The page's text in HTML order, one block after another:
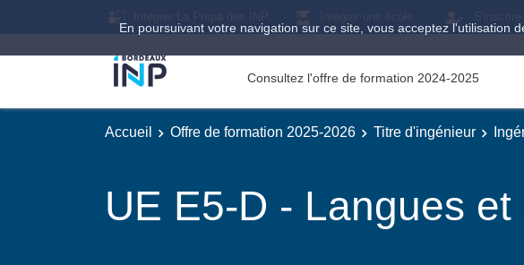
En poursuivant votre navigation sur ce site, vous acceptez l'utilisation
Intégrer La Prépa des INP Intégrer une école S'inscrire
Consultez l'offre de formation 2024-2025
Accueil Offre de formation 2025-2026 Titre d'ingénieur
UE E5-D - Langues